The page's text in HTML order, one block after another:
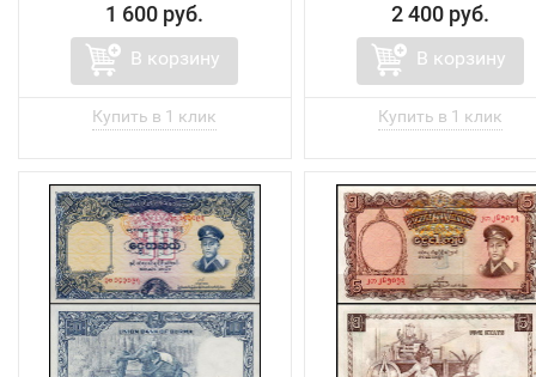
1 600 руб.
В корзину
2 400 руб.
В корзину